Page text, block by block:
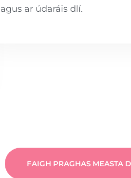
agus ar údaráis dlí.
FAIGH PRAGHAS MEASTA